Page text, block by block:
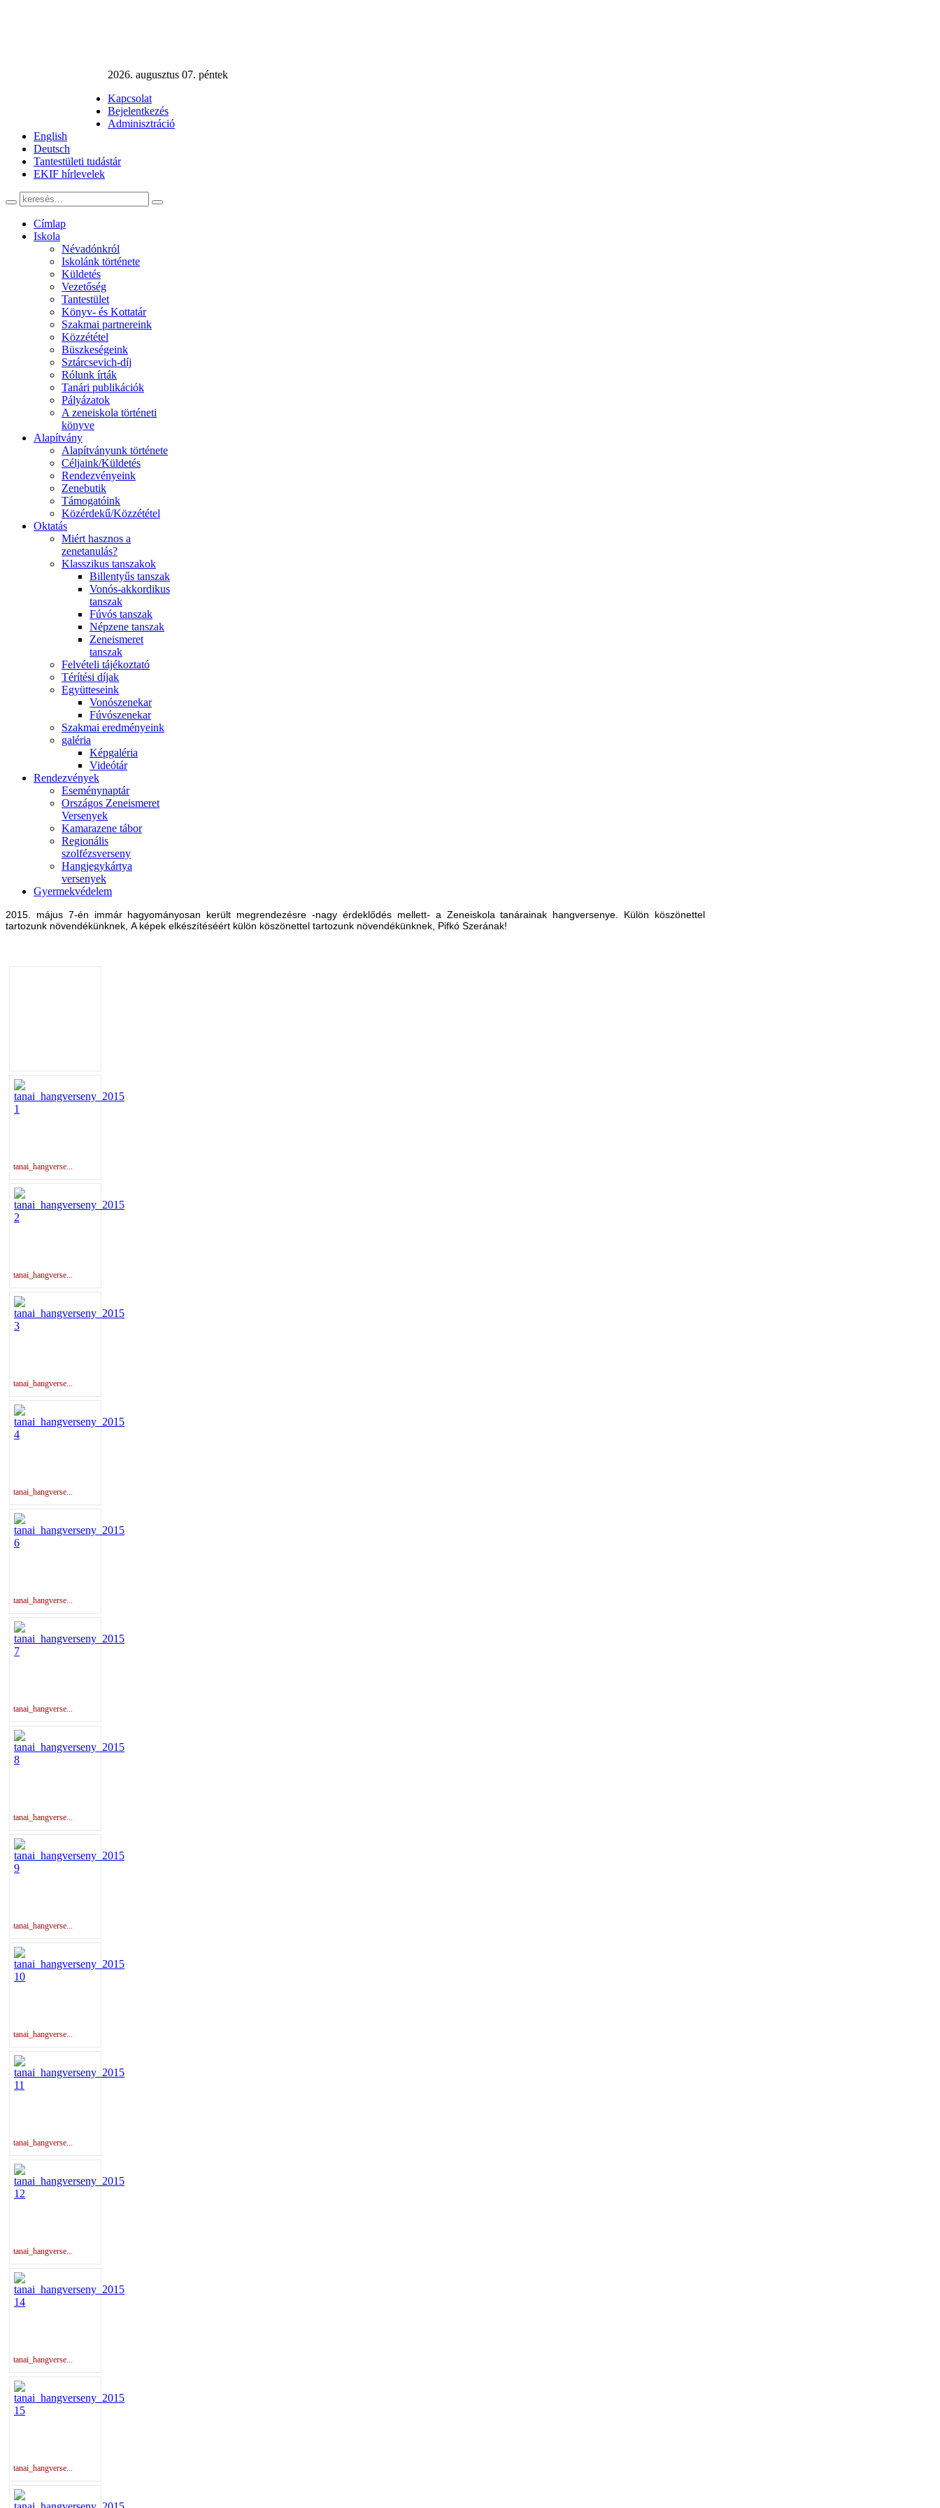
2026. augusztus 07. péntek
Kapcsolat
Bejelentkezés
Adminisztráció
English
Deutsch
Tantestületi tudástár
EKIF hírlevelek
Címlap
Iskola
Névadónkról
Iskolánk története
Küldetés
Vezetőség
Tantestület
Könyv- és Kottatár
Szakmai partnereink
Közzététel
Büszkeségeink
Sztárcsevich-díj
Rólunk írták
Tanári publikációk
Pályázatok
A zeneiskola történeti
könyve
Alapítvány
Alapítványunk története
Céljaink/Küldetés
Rendezvényeink
Zenebutik
Támogatóink
Közérdekű/Közzététel
Oktatás
Miért hasznos a
zenetanulás?
Klasszikus tanszakok
Billentyűs tanszak
Vonós-akkordikus
tanszak
Fúvós tanszak
Népzene tanszak
Zeneismeret
tanszak
Felvételi tájékoztató
Térítési díjak
Együtteseink
Vonószenekar
Fúvószenekar
Szakmai eredményeink
galéria
Képgaléria
Videótár
Rendezvények
Eseménynaptár
Országos Zeneismeret
Versenyek
Kamarazene tábor
Regionális
szolfézsverseny
Hangjegykártya
versenyek
Gyermekvédelem
2015. május 7-én immár hagyományosan került megrendezésre -nagy érdeklődés mellett- a Zeneiskola tanárainak hangversenye. Külön köszönettel
tartozunk növendékünknek, A képek elkészítéséért külön köszönettel tartozunk növendékünknek, Pifkó Szerának!
tanai_hangverse...
tanai_hangverse...
tanai_hangverse...
tanai_hangverse...
tanai_hangverse...
tanai_hangverse...
tanai_hangverse...
tanai_hangverse...
tanai_hangverse...
tanai_hangverse...
tanai_hangverse...
tanai_hangverse...
tanai_hangverse...